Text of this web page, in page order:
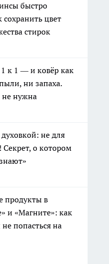
быстро
сохранить цвет
стирок
к 1 — и ковёр как
ни запаха.
нужна
не для
Секрет, о котором
продукты в
и «Магните»: как
попасться на